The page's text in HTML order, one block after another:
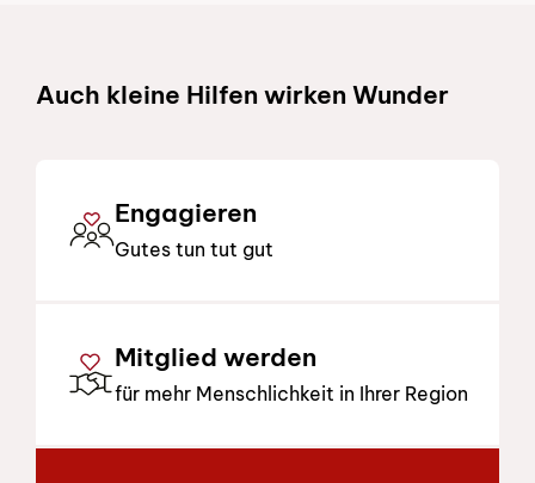
Auch kleine Hilfen wirken Wunder
Engagieren
Gutes tun tut gut
Mitglied werden
für mehr Menschlichkeit in Ihrer Region